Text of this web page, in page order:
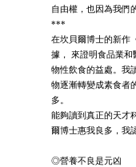
自由權，也因為我們
***
在坎貝爾博士的新作
據， 來證明食品業和
物性飲食的益處。我
物逐漸轉變成素食者
多。
能夠讀到真正的天才
爾博士惠我良多，我
◎營養不良是元凶